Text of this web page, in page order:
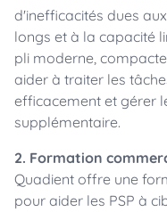
d'inefficacités dues
longs et à la capacité
pli moderne,
aider à traiter les
efficacement et gérer
supplémentaire.
2. Formation
Quadient offre une
pour aider les PSP à